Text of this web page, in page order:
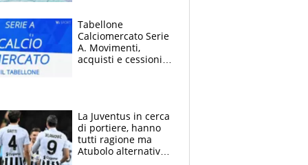
Tabellone
Calciomercato Serie
A. Movimenti,
acquisti e cessioni:
La Juventus in cerca
di portiere, hanno
tutti ragione ma
Atubolo alternativa